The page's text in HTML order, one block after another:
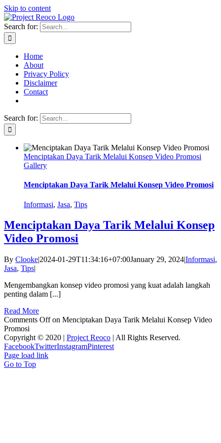
Skip to content
Search for:
Home
About
Privacy Policy
Disclaimer
Contact
Search for:
Menciptakan Daya Tarik Melalui Konsep Video Promosi
Gallery
Menciptakan Daya Tarik Melalui Konsep Video Promosi
Informasi, Jasa, Tips
Menciptakan Daya Tarik Melalui Konsep
Video Promosi
By Clooke|2024-01-29T11:34:16+07:00January 29, 2024|Informasi,
Jasa, Tips|
Mengembangkan konsep video promosi yang kuat adalah langkah
penting dalam [...]
Read More
Comments Offon Menciptakan Daya Tarik Melalui Konsep Video
Promosi
Copyright © 2020 | Project Reoco | All Rights Reserved.
FacebookTwitterInstagramPinterest
Page load link
Go to Top